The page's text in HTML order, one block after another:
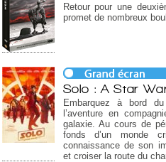
Retour pour une
promet de nombreux
Solo : A Star
Embarquez à bord
l’aventure en
galaxie. Au cours de
fonds d’un monde
connaissance de son
et croiser la route du